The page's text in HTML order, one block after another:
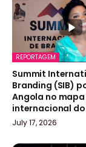
REPORTAGEM
Summit
Branding (SIB)
Angola no mapa
internacional
July 17, 2026